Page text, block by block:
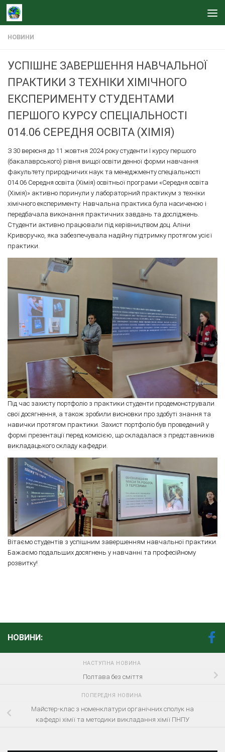
Skip to content
НОВИНИ
УСПІШНЕ ЗАВЕРШЕННЯ НАВЧАЛЬНОЇ
ПРАКТИКИ З ТЕХНІКИ ХІМІЧНОГО
ЕКСПЕРИМЕНТУ СТУДЕНТАМИ
ПЕРШОГО КУРСУ СПЕЦІАЛЬНОСТІ
014.06 СЕРЕДНЯ ОСВІТА (ХІМІЯ)
З 30 вересня до 11 жовтня 2024 року студенти І курсу першого
(бакалаврського) рівня вищої освіти денної форми навчання
факультету природничих наук та менеджменту спеціальності
014.06 Середня освіта (Хімія) освітньої програми «Середня освіта
(Хімія)» активно поринули у лабораторний практикум з техніки
хімічного експерименту. Навчальна практика була насиченою і
передбачала виконання практичних завдань та досліджень.
Студенти активно працювали під керівництвом доц. Аліни
Криворучко, яка забезпечувала надійну підтримку протягом усієї
практики.
Під час захисту портфоліо з практики студенти продемонстрували
свої досягнення, а також зробили висновки про здобуті знання та
навички протягом практики. Захист портфоліо був проведений у
формі презентації перед комісією, що складалася з представників
викладацького складу кафедри.
Вітаємо студентів з успішним завершенням навчальної практики.
Бажаємо подальших досягнень у навчанні та професійному
розвитку!
НОВИНИ:
НАСТУПНА НОВИНА
Полтава без сміття
ПОПЕРЕДНЯ НОВИНА
Майстер-клас з номенклатури органічних сполук на
кафедрі хімії та методики викладання хімії ПНПУ